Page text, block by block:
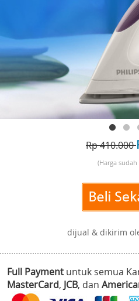
Rp 410.000
(Harga
dijual & dikirim
Full Payment untuk semua
MasterCard, JCB, dan